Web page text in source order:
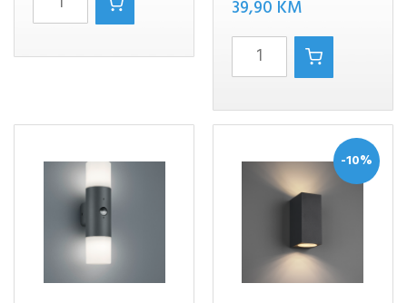
ANTIK
SILVER
bila
je:
39,90 KMTrenutna
cijena
je:
HOOSIC
BOJA
HRĐE/1
ZIDNA
LAMPA
količina
-10%